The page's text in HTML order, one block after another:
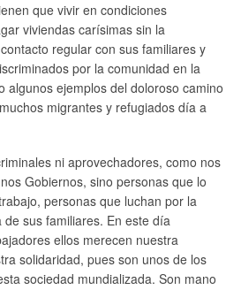
que vivir en condiciones
viviendas carísimas sin la
regular con sus familiares y
por la comunidad en la
algunos ejemplos del doloroso camino
migrantes y refugiados día a
ni aprovechadores, como nos
Gobiernos, sino personas que lo
personas que luchan por la
sus familiares. En este día
ellos merecen nuestra
solidaridad, pues son unos de los
sociedad mundializada. Son mano